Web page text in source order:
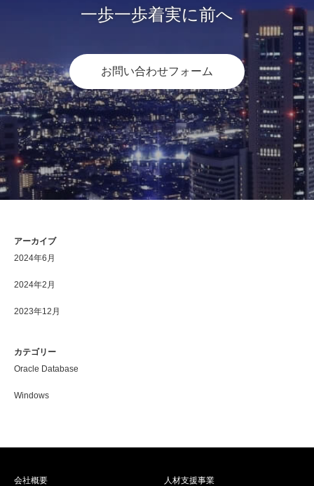
一歩一歩着実に前へ
お問い合わせフォーム
アーカイブ
2024年6月
2024年2月
2023年12月
カテゴリー
Oracle Database
Windows
会社概要 人材支援事業